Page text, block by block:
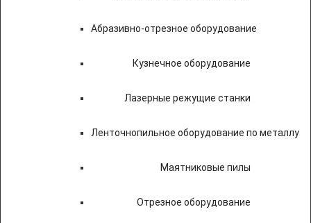
Абразивно-отрезное оборудование
Кузнечное оборудование
Лазерные режущие станки
Ленточнопильное оборудование по металлу
Маятниковые пилы
Отрезное оборудование